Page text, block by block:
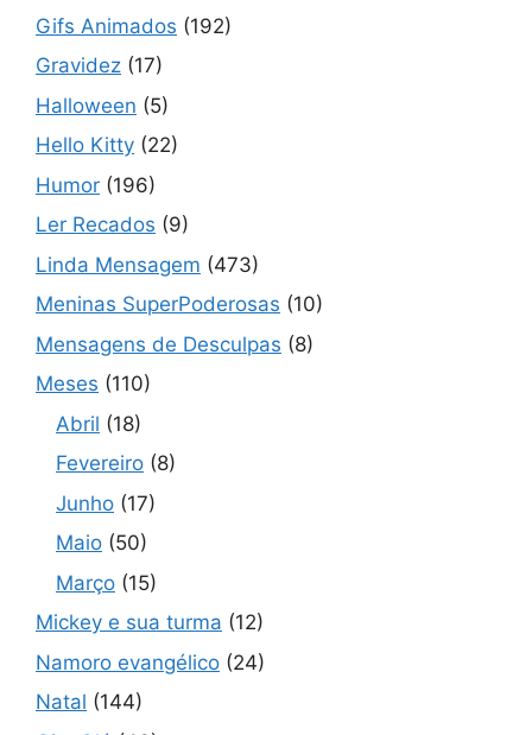
Gifs Animados (192)
Gravidez (17)
Halloween (5)
Hello Kitty (22)
Humor (196)
Ler Recados (9)
Linda Mensagem (473)
Meninas SuperPoderosas (10)
Mensagens de Desculpas (8)
Meses (110)
Abril (18)
Fevereiro (8)
Junho (17)
Maio (50)
Março (15)
Mickey e sua turma (12)
Namoro evangélico (24)
Natal (144)